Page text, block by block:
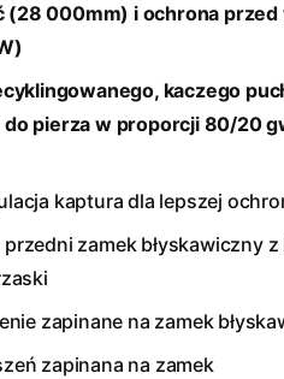
000mm) i ochrona przed
kaczego
pierza w proporcji 80/20
kaptura dla lepszej
zamek błyskawiczny z
zapinane na zamek
zapinana na zamek